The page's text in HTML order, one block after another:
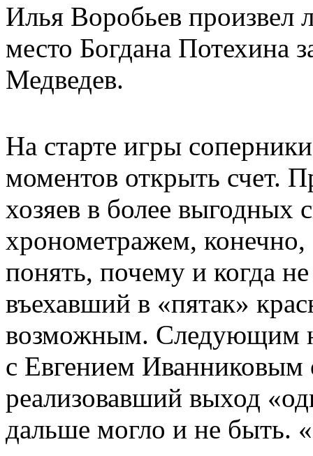
Илья Воробьев произвел
место Богдана Потехина
Медведев.
На старте игры
моментов открыть счет.
хозяев в более выгодных
хронометражем,
понять, почему и когда
въехавший в «пятак»
возможным. Следующим
с Евгением
реализовавший выход
дальше могло и не быть.